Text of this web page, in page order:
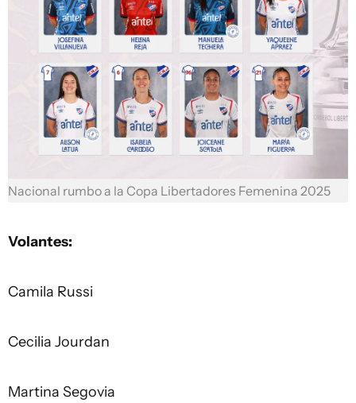
Nacional rumbo a la Copa Libertadores Femenina 2025
Volantes:
Camila Russi
Cecilia Jourdan
Martina Segovia